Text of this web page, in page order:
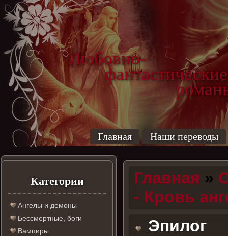
Любовно-
фантастические
Главная Наши переводы
Категории
Ангелы и демоны
Бессмертные, боги
Вампиры
Главная »
- Кровь
Эпилог